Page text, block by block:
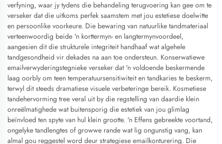
verfyning, waar jy tydens die behandeling terugvoering kan gee om te
verseker dat die uitkoms perfek saamstem met jou estetiese doelwitte
en persoonlike voorkeure. Die bewaring van natuurlike tandmateriaal
verteenwoordig beide 'n korttermyn- en langtermynvoordeel,
aangesien dit die strukturele integriteit handhaaf wat algehele
tandgesondheid vir dekades na aan toe ondersteun. Konserwatiewe
emailverwyderingstegnieke verseker dat 'n voldoende beskermende
laag oorbly om teen temperatuursensitiwiteit en tandkaries te beskerm,
terwyl dit steeds dramatiese visuele verbeteringe bereik. Kosmetiese
tandehervorming tree veral uit by die regstelling van daardie klein
onreëlmatighede wat buitensporig die estetiek van jou glimlag
beïnvloed ten spyte van hul klein grootte. 'n Effens gebreekte voortand,
ongelyke tandlengtes of growwe rande wat lig ongunstig vang, kan
almal gou reggestel word deur strategiese emailkonturering. Die